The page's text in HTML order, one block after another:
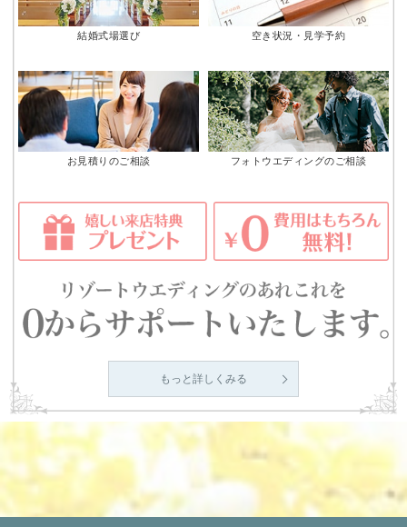
結婚式場選び 空き状況・見学予約
お見積りのご相談 フォトウエディングのご相談
もっと詳しくみる